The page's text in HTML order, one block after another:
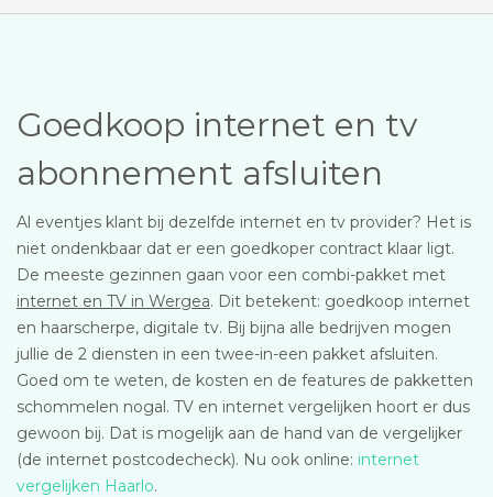
Goedkoop internet en tv
abonnement afsluiten
Al eventjes klant bij dezelfde internet en tv provider? Het is
niet ondenkbaar dat er een goedkoper contract klaar ligt.
De meeste gezinnen gaan voor een combi-pakket met
internet en TV in Wergea. Dit betekent: goedkoop internet
en haarscherpe, digitale tv. Bij bijna alle bedrijven mogen
jullie de 2 diensten in een twee-in-een pakket afsluiten.
Goed om te weten, de kosten en de features de pakketten
schommelen nogal. TV en internet vergelijken hoort er dus
gewoon bij. Dat is mogelijk aan de hand van de vergelijker
(de internet postcodecheck). Nu ook online: internet
vergelijken Haarlo.